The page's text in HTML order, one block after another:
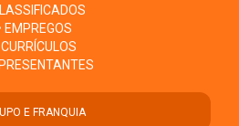
EMPREGOS
CURRÍCULOS
E FRANQUIA